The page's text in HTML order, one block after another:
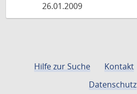
26.01.2009
Hilfe zur Suche Kontakt
Datenschutz